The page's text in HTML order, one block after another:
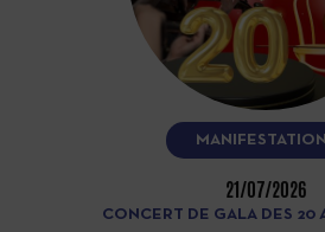
21/07/2026
CONCERT DE GALA DES 20